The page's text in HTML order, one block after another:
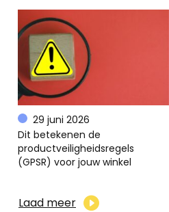
29 juni 2026
Dit betekenen de
productveiligheidsregels
(GPSR) voor jouw winkel
Laad meer